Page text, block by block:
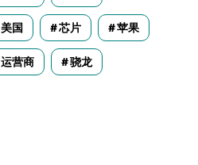
美国 芯片 苹果
运营商 骁龙